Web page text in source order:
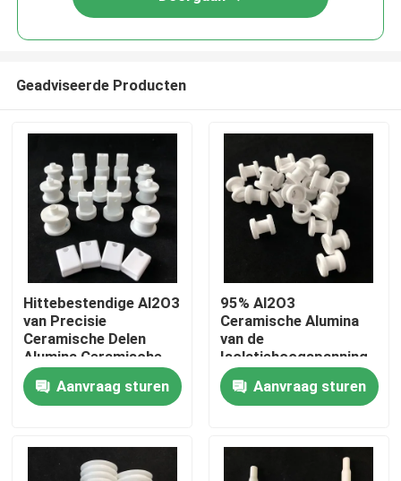
Huis
Geadviseerde Producten
Hittebestendige Al2O3
van Precisie
Ceramische Delen
Alumina Ceramische
Componenten
Aanvraag sturen
95% Al2O3
Ceramische Alumina
van de
Isolatiehoogspanning
Bestand Douanedelen
1500CAanvraag sturen